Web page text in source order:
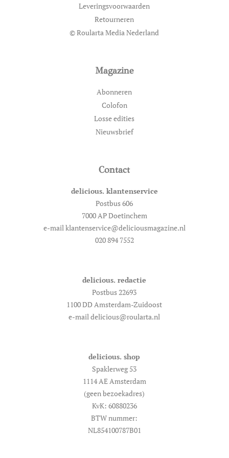
Leveringsvoorwaarden
Retourneren
© Roularta Media Nederland
Magazine
Abonneren
Colofon
Losse edities
Nieuwsbrief
Contact
delicious. klantenservice
Postbus 606
7000 AP Doetinchem
e-mail klantenservice@deliciousmagazine.nl
020 894 7552
delicious. redactie
Postbus 22693
1100 DD Amsterdam-Zuidoost
e-mail delicious@roularta.nl
delicious. shop
Spaklerweg 53
1114 AE Amsterdam
(geen bezoekadres)
KvK: 60880236
BTW nummer:
NL854100787B01